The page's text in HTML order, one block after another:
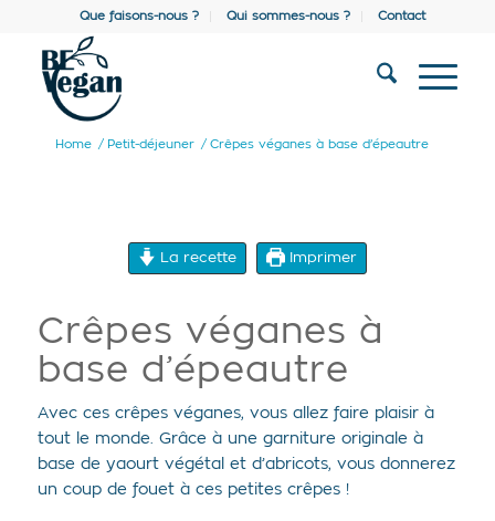
Que faisons-nous ? Qui sommes-nous ? Contact
Home / Petit-déjeuner / Crêpes véganes à base d’épeautre
La recette Imprimer
Crêpes véganes à
base d’épeautre
Avec ces crêpes véganes, vous allez faire plaisir à
tout le monde. Grâce à une garniture originale à
base de yaourt végétal et d’abricots, vous donnerez
un coup de fouet à ces petites crêpes !